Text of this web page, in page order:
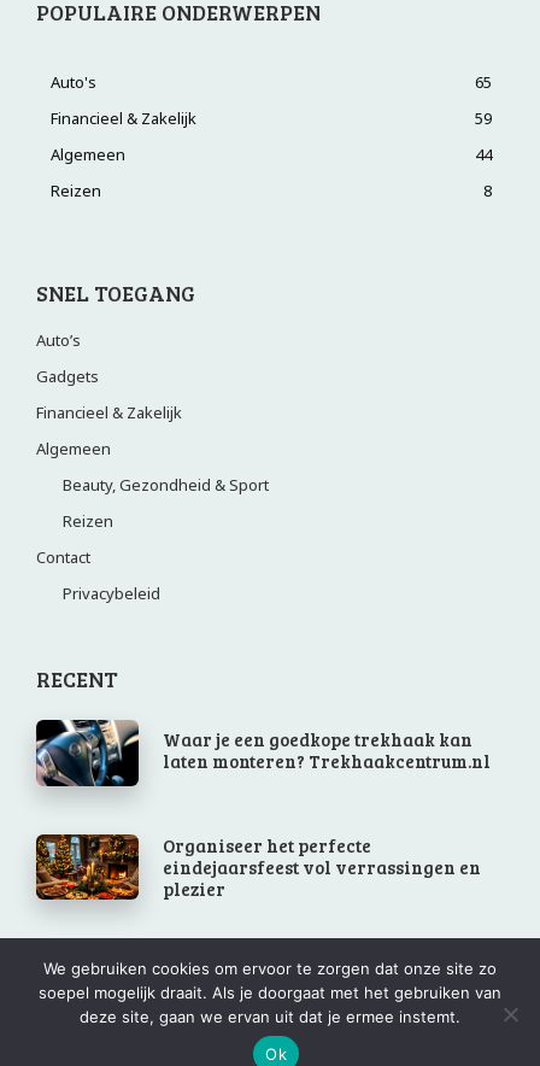
POPULAIRE ONDERWERPEN
Auto's
65
Financieel & Zakelijk
59
Algemeen
44
Reizen
8
SNEL TOEGANG
Auto’s
Gadgets
Financieel & Zakelijk
Algemeen
Beauty, Gezondheid & Sport
Reizen
Contact
Privacybeleid
RECENT
Waar je een goedkope trekhaak kan
laten monteren? Trekhaakcentrum.nl
Organiseer het perfecte
eindejaarsfeest vol verrassingen en
plezier
Wedstrijdzeilen
We gebruiken cookies om ervoor te zorgen dat onze site zo
soepel mogelijk draait. Als je doorgaat met het gebruiken van
deze site, gaan we ervan uit dat je ermee instemt.
Ok